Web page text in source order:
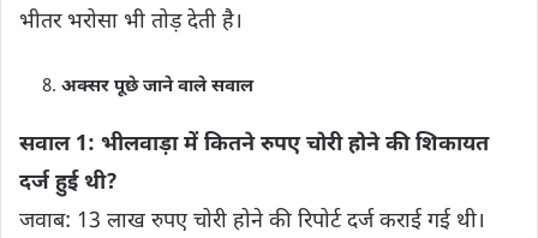
भीतर भरोसा भी तोड़ देती है।
अक्सर पूछे जाने वाले सवाल
सवाल 1: भीलवाड़ा में कितने रुपए चोरी होने की शिकायत
दर्ज हुई थी?
जवाब: 13 लाख रुपए चोरी होने की रिपोर्ट दर्ज कराई गई थी।